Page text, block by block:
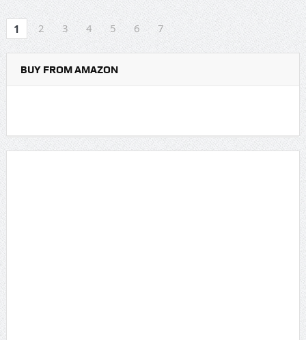
1 2 3 4 5 6 7
BUY FROM AMAZON